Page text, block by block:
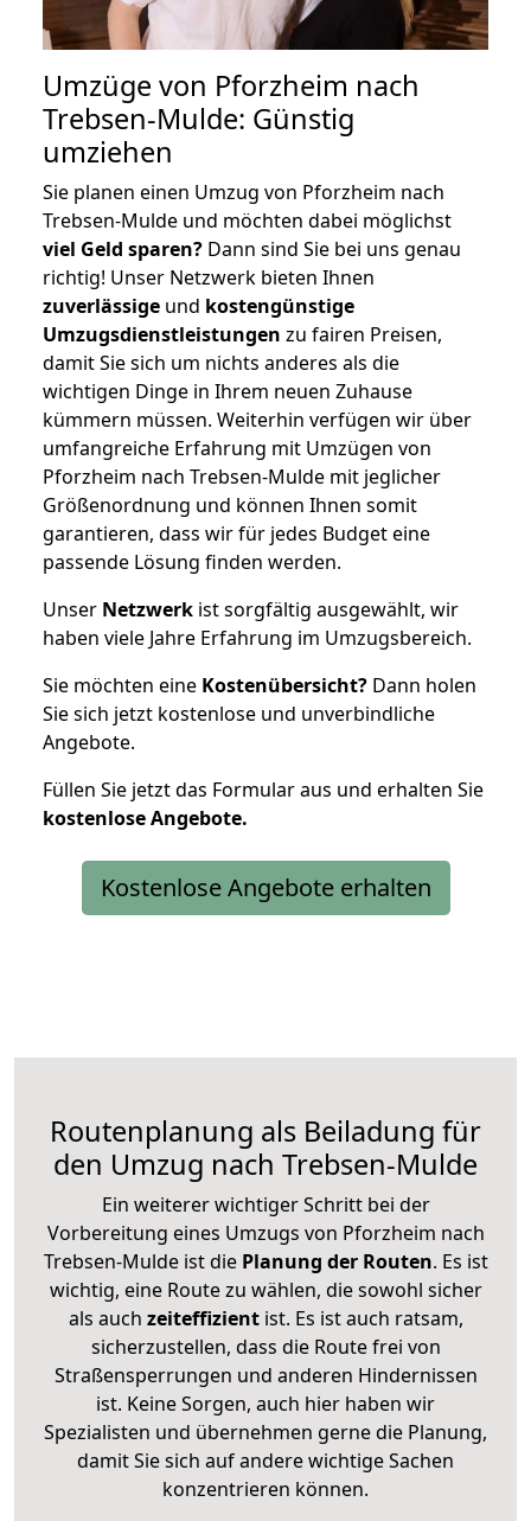
Umzüge von Pforzheim nach
Trebsen-Mulde: Günstig
umziehen
Sie planen einen Umzug von Pforzheim nach
Trebsen-Mulde und möchten dabei möglichst
viel Geld sparen? Dann sind Sie bei uns genau
richtig! Unser Netzwerk bieten Ihnen
zuverlässige und kostengünstige
Umzugsdienstleistungen zu fairen Preisen,
damit Sie sich um nichts anderes als die
wichtigen Dinge in Ihrem neuen Zuhause
kümmern müssen. Weiterhin verfügen wir über
umfangreiche Erfahrung mit Umzügen von
Pforzheim nach Trebsen-Mulde mit jeglicher
Größenordnung und können Ihnen somit
garantieren, dass wir für jedes Budget eine
passende Lösung finden werden.
Unser Netzwerk ist sorgfältig ausgewählt, wir
haben viele Jahre Erfahrung im Umzugsbereich.
Sie möchten eine Kostenübersicht? Dann holen
Sie sich jetzt kostenlose und unverbindliche
Angebote.
Füllen Sie jetzt das Formular aus und erhalten Sie
kostenloseAngebote.
Kostenlose Angebote erhalten
Routenplanung als Beiladung für
den Umzug nach Trebsen-Mulde
Ein weiterer wichtiger Schritt bei der
Vorbereitung eines Umzugs von Pforzheim nach
Trebsen-Mulde ist diePlanung der Routen. Es ist
wichtig, eine Route zu wählen, die sowohl sicher
als auch zeiteffizientist. Es ist auch ratsam,
sicherzustellen, dass die Route frei von
Straßensperrungen und anderen Hindernissen
ist. Keine Sorgen, auch hier haben wir
Spezialisten und übernehmen gerne die Planung,
damit Sie sich auf andere wichtige Sachen
konzentrieren können.